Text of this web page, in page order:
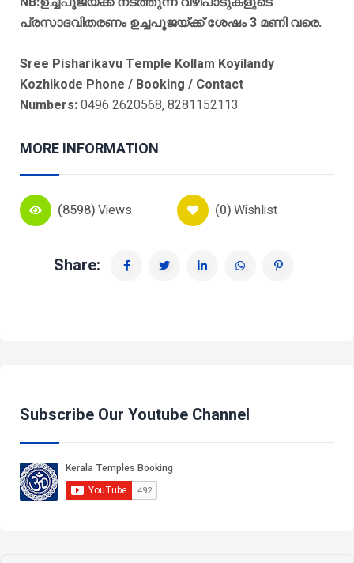
പ്രസാദവിതരണം ഉച്ചപൂജയ്ക്ക് ശേഷം 3 മണി വരെ.
Sree Pisharikavu Temple Kollam Koyilandy
Kozhikode Phone / Booking / Contact
Numbers:0496 2620568, 8281152113
MORE INFORMATION
(8598)Views (0)Wishlist
Share:
Subscribe Our Youtube Channel